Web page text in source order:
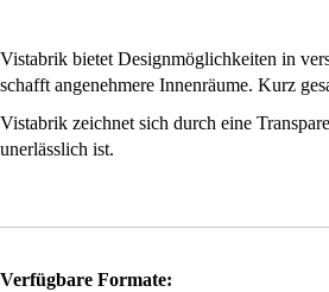
Vistabrik bietet Designmöglichkeiten in
schafft angenehmere Innenräume. Kurz
Vistabrik zeichnet sich durch eine
unerlässlich ist.
Verfügbare Formate: